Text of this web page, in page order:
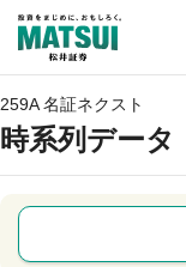
259A 名証ネクスト
時系列データ